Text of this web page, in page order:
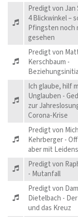
Predigt von Jan
4 Blickwinkel –
Pfingsten noch
gesehen
Predigt von
Kerschbaum -
Ich glaube, hilf
Unglauben -
zur
Corona-Krise
Predigt von
Kehrberger -
aber mit
Predigt von
- Mutanfall
Predigt von
Dietelbach -
und das Kreuz